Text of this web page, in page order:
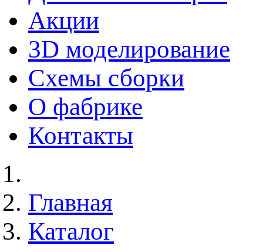
Акции
3D моделирование
Схемы сборки
О фабрике
Контакты
Главная
Каталог